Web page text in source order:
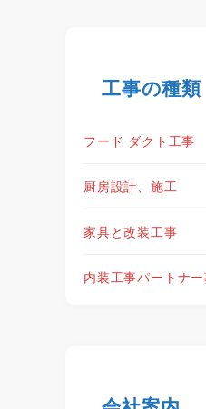
工事の種類
フード ダクト工事
厨房設計、施工
家具と改装工事
内装工事パートナ